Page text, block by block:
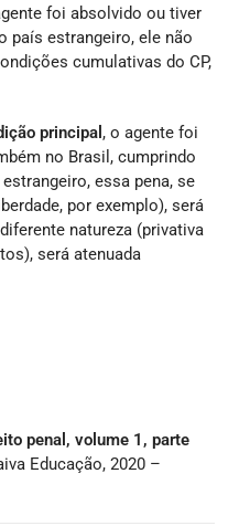
foi absolvido ou tiver
país estrangeiro, ele não
cumulativas do CP,
principal , o agente foi
no Brasil, cumprindo
essa pena, se
por exemplo), será
natureza (privativa
será atenuada
penal, volume 1, parte
Educação, 2020 –